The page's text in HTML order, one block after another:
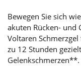
Bewegen Sie sich
akuten Rücken- und
Voltaren
zu 12 Stunden
Gelenkschmerzen**.